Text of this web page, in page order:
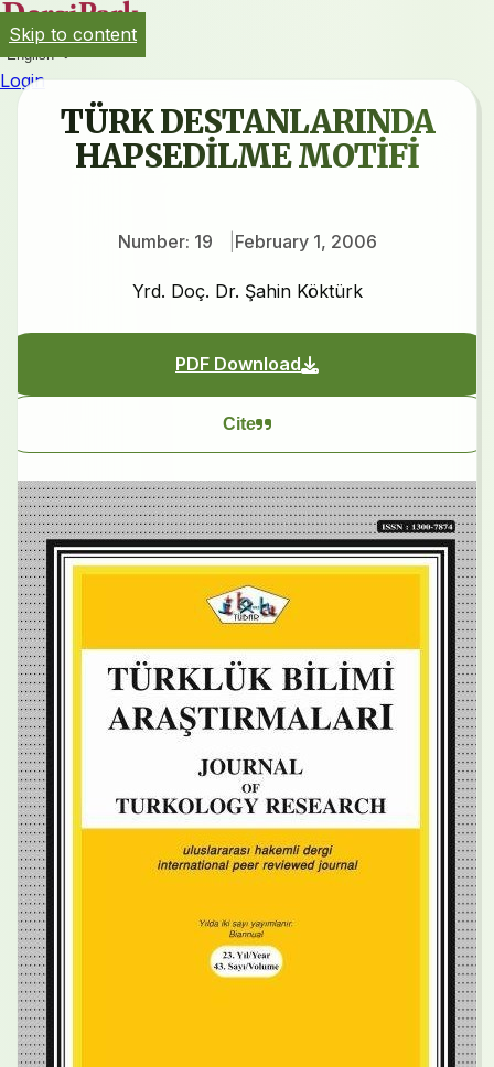
English
Login
TÜRK DESTANLARINDA
HAPSEDİLME MOTİFİ
Number: 19 February 1, 2006
Yrd. Doç. Dr. Şahin Köktürk
PDF Download
Cite
Skip to content